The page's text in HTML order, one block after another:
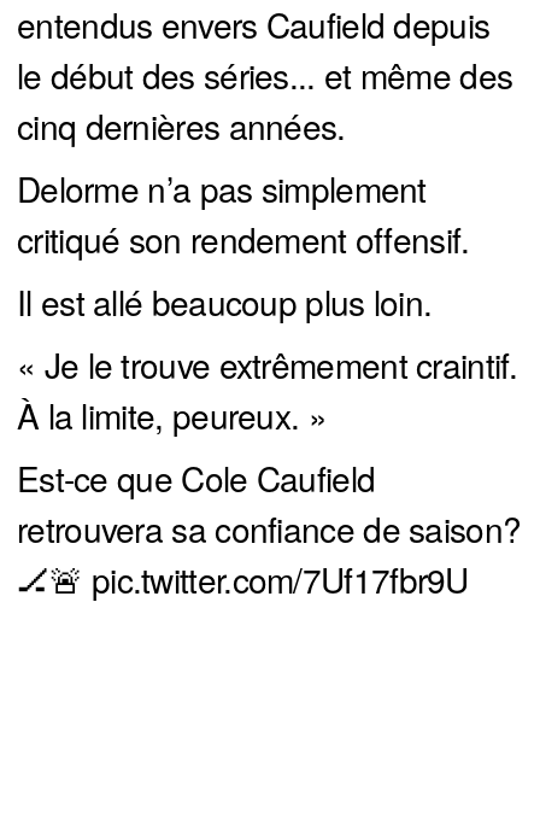
entendus envers Caufield depuis
le début des séries... et même des
cinq dernières années.
Delorme n’a pas simplement
critiqué son rendement offensif.
Il est allé beaucoup plus loin.
« Je le trouve extrêmement craintif.
À la limite, peureux. »
Est-ce que Cole Caufield
retrouvera sa confiance de saison?
🏒🚨 pic.twitter.com/7Uf17fbr9U